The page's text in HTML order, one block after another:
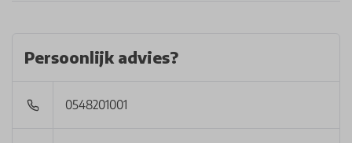
Persoonlijk advies?
0548201001